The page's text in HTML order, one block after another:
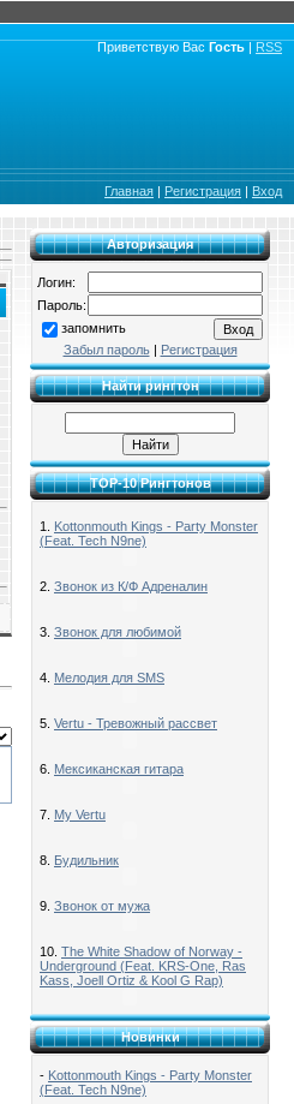
Приветствую Вас Гость | RSS
Главная | Регистрация | Вход
Авторизация
Логин:
Пароль:
запомнить
Забыл пароль| Регистрация
Найти рингтон
TOP-10 Рингтонов
1. Kottonmouth Kings - Party Monster
(Feat. Tech N9ne)
2. Звонок из К/Ф Адреналин
3. Звонок для любимой
4. Мелодия для SMS
5. Vertu - Тревожный рассвет
6. Мексиканская гитара
7. My Vertu
8. Будильник
9. Звонок от мужа
10. The White Shadow of Norway -
Underground (Feat. KRS-One, Ras
Kass, Joell Ortiz & Kool G Rap)
Новинки
- Kottonmouth Kings - Party Monster
(Feat. Tech N9ne)